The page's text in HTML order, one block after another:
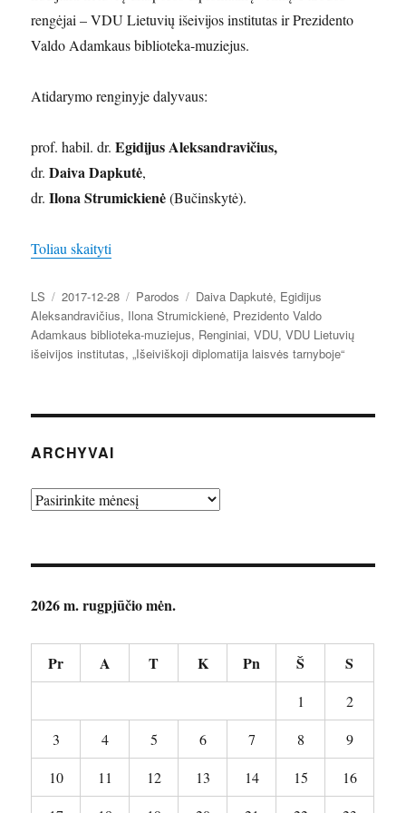
rengėjai – VDU Lietuvių išeivijos institutas ir Prezidento
Valdo Adamkaus biblioteka-muziejus.
Atidarymo renginyje dalyvaus:
prof. habil. dr. Egidijus Aleksandravičius,
dr.Daiva Dapkutė,
dr.Ilona Strumickienė(Bučinskytė).
Toliau skaityti
Autorius
LS Paskelbta
2017-12-28 Kategorijos
Parodos Žymos
Daiva Dapkutė, Egidijus
Aleksandravičius, Ilona Strumickienė, Prezidento Valdo
Adamkaus biblioteka-muziejus, Renginiai,VDU,VDU Lietuvių
išeivijos institutas, „Išeiviškoji diplomatija laisvės tarnyboje“
ARCHYVAI
Archyvai
2026 m. rugpjūčio mėn.
Pr A T K Pn Š S
1
2
3
4 5 6 7 8
9
10
11 12 13 14 15
16